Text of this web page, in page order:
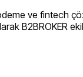
ve fintech
B2BROKER